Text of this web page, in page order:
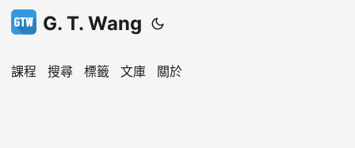
G. T. Wang
課程 搜尋 標籤 文庫 關於